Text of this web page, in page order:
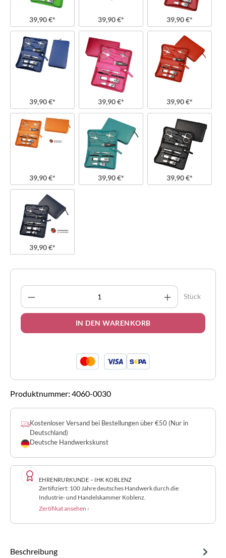
39,90 €* 39,90 €* 39,90 €*
39,90 €* 39,90 €* 39,90 €*
39,90 €* 39,90 €* 39,90 €*
39,90 €*
Produkt Anzahl: Gib den gewünschten
Stück
IN DEN WARENKORB
Produktnummer: 4060-0030
Kostenloser Versand bei Bestellungen über €50 (Nur in
Deutschland)
Deutsche Handwerkskunst
EHRENRURKUNDE – IHK KOBLENZ
Zertifiziert: 100 Jahre deutsches Handwerk durch die
Industrie- und Handelskammer Koblenz.
Zertifikat ansehen ›
Beschreibung